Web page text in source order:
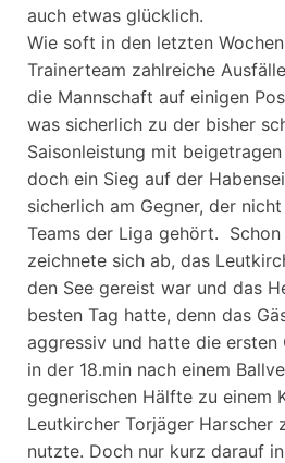
auch etwas glücklich.
Wie soft in den letzten
Trainerteam zahlreiche
die Mannschaft auf einigen
was sicherlich zu der bisher
Saisonleistung mit
doch ein Sieg auf der
sicherlich am Gegner, der
Teams der Liga gehört. Schon
zeichnete sich ab, das
den See gereist war und das
besten Tag hatte, denn das
aggressiv und hatte die ersten
in der 18.min nach einem
gegnerischen Hälfte zu einem
Leutkircher Torjäger Harscher
nutzte. Doch nur kurz darauf